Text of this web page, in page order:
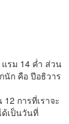
รม 14 ค่ำ ส่วน
นัก คือ ปีอธิวาร
การที่เราจะ
ด้เป็นวันที่